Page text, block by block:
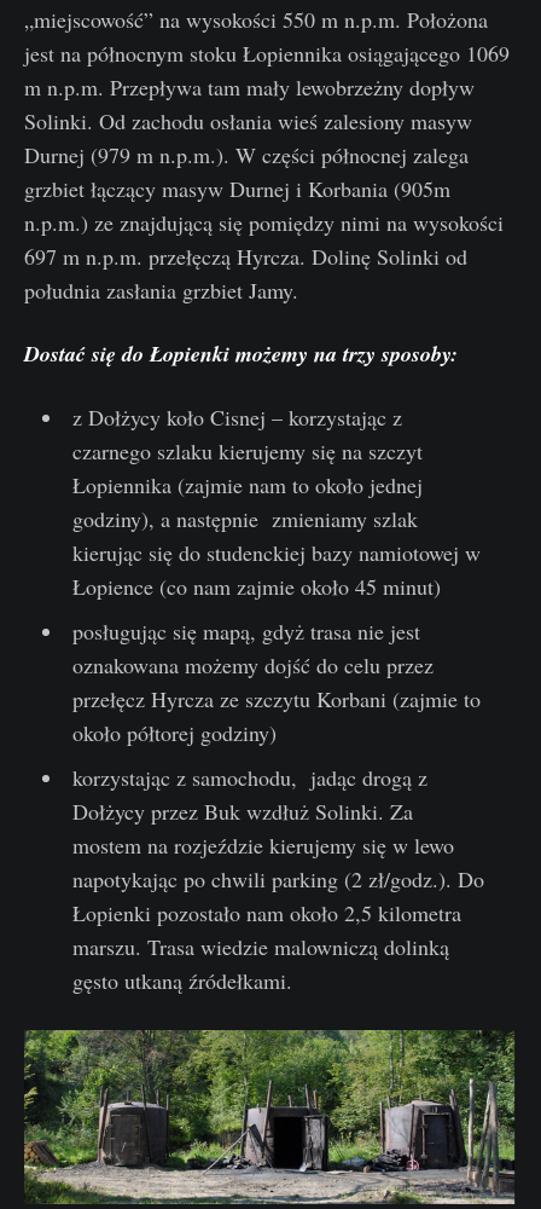
„miejscowość” na wysokości 550 m n.p.m. Położona
jest na północnym stoku Łopiennika osiągającego 1069
m n.p.m. Przepływa tam mały lewobrzeżny dopływ
Solinki. Od zachodu osłania wieś zalesiony masyw
Durnej (979 m n.p.m.). W części północnej zalega
grzbiet łączący masyw Durnej i Korbania (905m
n.p.m.) ze znajdującą się pomiędzy nimi na wysokości
697 m n.p.m. przełęczą Hyrcza. Dolinę Solinki od
południa zasłania grzbiet Jamy.
Dostać się do Łopienki możemy na trzy sposoby:
z Dołżycy koło Cisnej – korzystając z
czarnego szlaku kierujemy się na szczyt
Łopiennika (zajmie nam to około jednej
godziny), a następnie zmieniamy szlak
kierując się do studenckiej bazy namiotowej w
Łopience (co nam zajmie około 45 minut)
posługując się mapą, gdyż trasa nie jest
oznakowana możemy dojść do celu przez
przełęcz Hyrcza ze szczytu Korbani (zajmie to
około półtorej godziny)
korzystając z samochodu, jadąc drogą z
Dołżycy przez Buk wzdłuż Solinki. Za
mostem na rozjeździe kierujemy się w lewo
napotykając po chwili parking (2 zł/godz.). Do
Łopienki pozostało nam około 2,5 kilometra
marszu. Trasa wiedzie malowniczą dolinką
gęsto utkaną źródełkami.